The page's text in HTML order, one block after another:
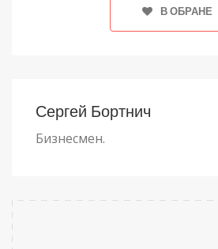
В ОБРАНЕ
Сергей Бортнич
Бизнесмен.